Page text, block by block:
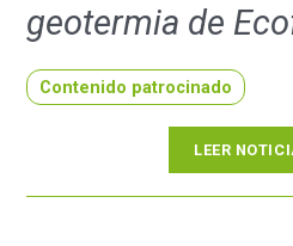
geotermia de
Contenido patrocinado
LEER